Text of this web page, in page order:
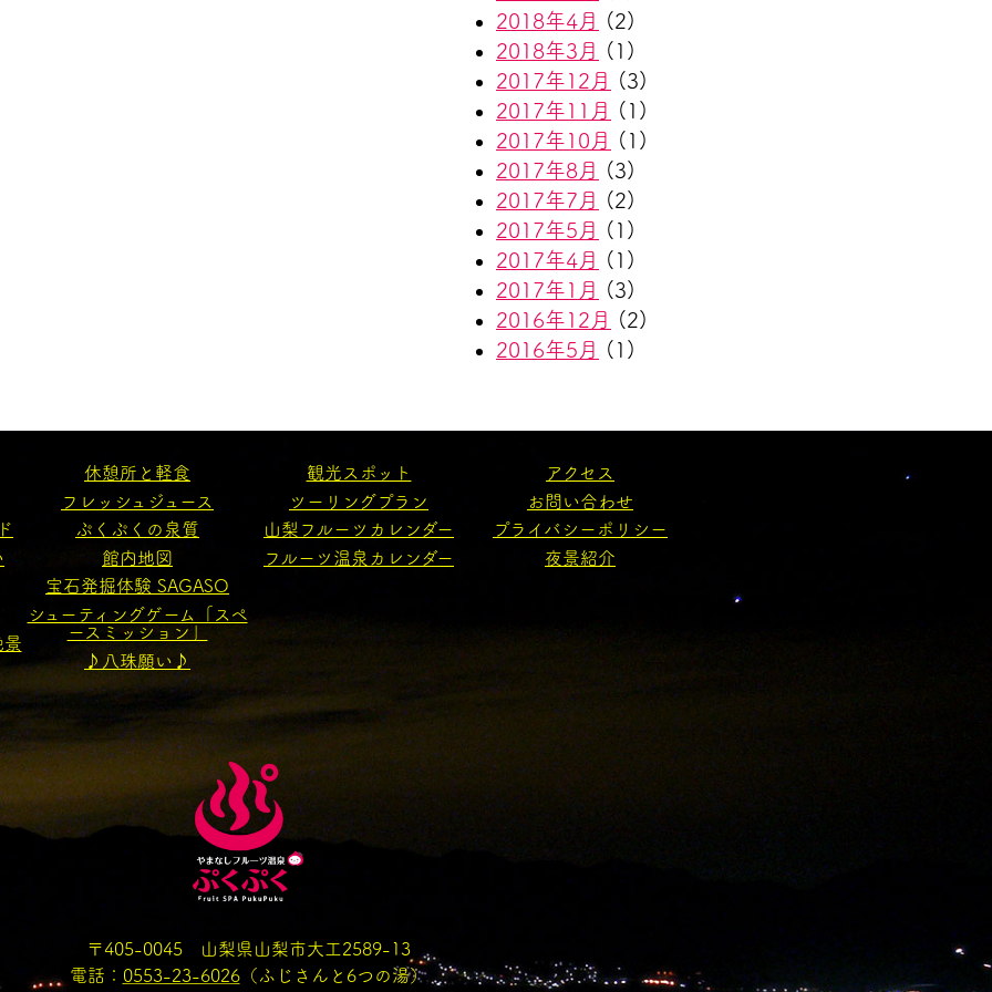
2018年4月
(2)
2018年3月
(1)
2017年12月
(3)
2017年11月
(1)
2017年10月
(1)
2017年8月
(3)
2017年7月
(2)
2017年5月
(1)
2017年4月
(1)
2017年1月
(3)
2016年12月
(2)
2016年5月
(1)
景
休憩所と軽食
フレッシュジュース
ぷくぷくの泉質
館内地図
宝石発掘体験 SAGASO
シューティングゲーム「スペ
ースミッション」
♪八珠願い♪
観光スポット
ツーリングプラン
山梨フルーツカレンダー
フルーツ温泉カレンダー
アクセス
お問い合わせ
プライバシーポリシー
夜景紹介
〒405-0045 山梨県山梨市大工2589-13
電話： 0553-23-6026（ふじさんと6つの湯）